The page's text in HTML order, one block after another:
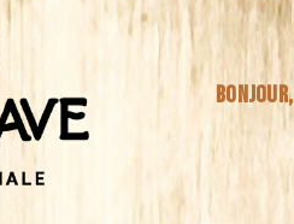
Bonjour,